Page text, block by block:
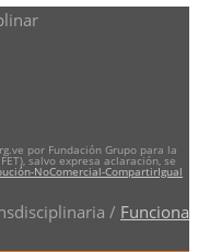
por Fundación Grupo para la
salvo expresa aclaración, se
NoComercial-CompartirIgual
/ Funciona